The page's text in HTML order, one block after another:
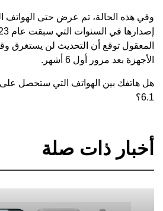
وفي هذه الحالة، تم عرض حتى الهواتف
المعقول توقع أن التحديث لن يستغرق
الأجهزة بعد مرور أول 6 أشهر.
6.1؟
أخبار ذات صلة